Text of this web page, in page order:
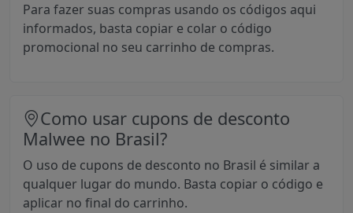
Para fazer suas compras usando os códigos aqui
informados, basta copiar e colar o código
promocional no seu carrinho de compras.
Como usar cupons de desconto
Malwee no Brasil?
O uso de cupons de desconto no Brasil é similar a
qualquer lugar do mundo. Basta copiar o código e
aplicar no final do carrinho.